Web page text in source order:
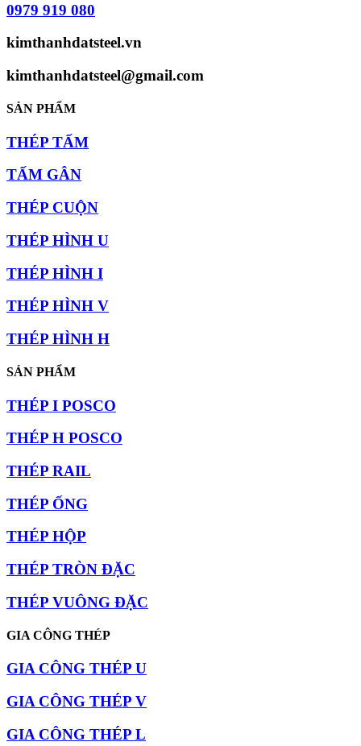
0979 919 080
kimthanhdatsteel.vn
kimthanhdatsteel@gmail.com
SẢN PHẨM
THÉP TẤM
TẤM GÂN
THÉP CUỘN
THÉP HÌNH U
THÉP HÌNH I
THÉP HÌNH V
THÉP HÌNH H
SẢN PHẨM
THÉP I POSCO
THÉP H POSCO
THÉP RAIL
THÉP ỐNG
THÉP HỘP
THÉP TRÒN ĐẶC
THÉP VUÔNG ĐẶC
GIA CÔNG THÉP
GIA CÔNG THÉP U
GIA CÔNG THÉP V
GIA CÔNG THÉP L